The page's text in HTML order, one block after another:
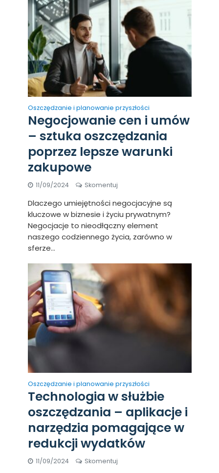
Oszczędzanie i planowanie przyszłości
Negocjowanie cen i umów
– sztuka oszczędzania
poprzez lepsze warunki
zakupowe
11/09/2024 Skomentuj
Dlaczego umiejętności negocjacyjne są
kluczowe w biznesie i życiu prywatnym?
Negocjacje to nieodłączny element
naszego codziennego życia, zarówno w
sferze...
Oszczędzanie i planowanie przyszłości
Technologia w służbie
oszczędzania – aplikacje i
narzędzia pomagające w
redukcji wydatków
11/09/2024 Skomentuj